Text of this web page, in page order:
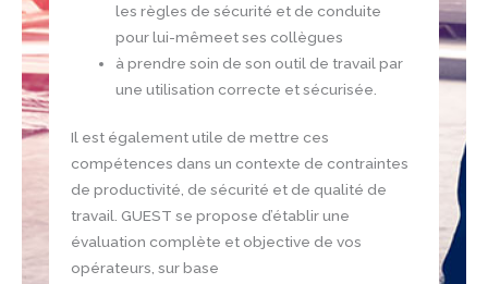
les règles de sécurité et de conduite
pour lui-mêmeet ses collègues
à prendre soin de son outil de travail par
une utilisation correcte et sécurisée.
Il est également utile de mettre ces
compétences dans un contexte de contraintes
de productivité, de sécurité et de qualité de
travail. GUEST se propose d’établir une
évaluation complète et objective de vos
opérateurs, sur base